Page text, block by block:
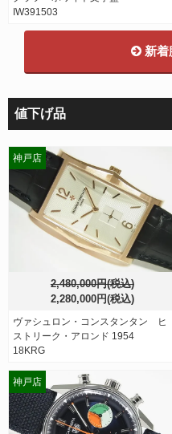
IW391503
新着
値下げ品
2,480,000円(税込)
2,280,000円(税込)
ヴァシュロン・コンスタンタン ヒ
ストリーク・アロンド 1954
18KRG
神戸店
神戸店